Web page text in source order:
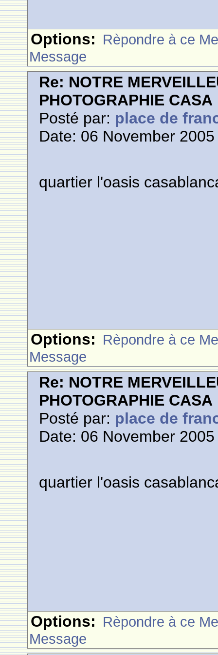
Options: Rèpondre à ce
Message
Re: NOTRE
PHOTOGRAPHIE CASA
Posté par: place de
Date: 06 November
quartier l'oasis
Options: Rèpondre à ce
Message
Re: NOTRE
PHOTOGRAPHIE CASA
Posté par: place de
Date: 06 November
quartier l'oasis
Options: Rèpondre à ce
Message